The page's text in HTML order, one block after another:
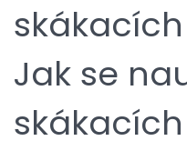
Jak se